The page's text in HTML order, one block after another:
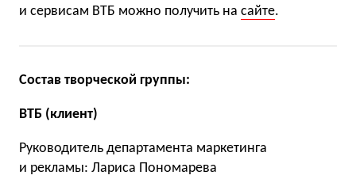
и сервисам ВТБ можно получить на сайте.
Состав творческой группы:
ВТБ (клиент)
Руководитель департамента маркетинга
и рекламы: Лариса Пономарева